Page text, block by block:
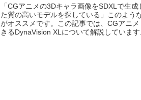
「CGアニメの3Dキャラ画像をSDXLで生
た質の高いモデルを探している」このよう
がオススメです。この記事では、CGアニ
きるDynaVision XLについて解説しています